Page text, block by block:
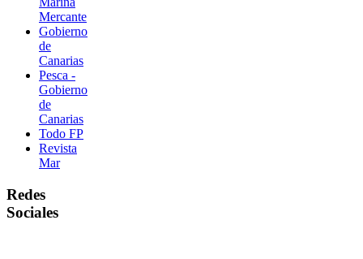
Mercante
Gobierno
de
Canarias
Pesca -
Gobierno
de
Canarias
Todo FP
Revista
Mar
Redes
Sociales